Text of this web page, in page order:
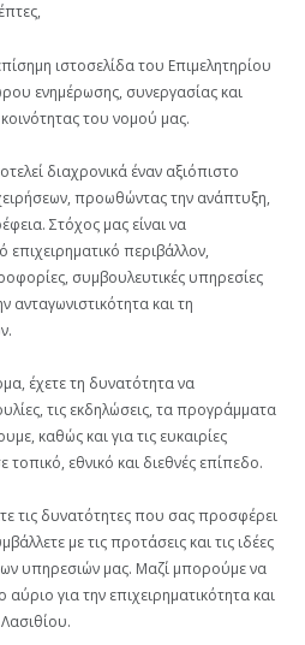
ιστοσελίδα του Επιμελητηρίου
ενημέρωσης, συνεργασίας και
κοινότητας του νομού μας.
διαχρονικά έναν αξιόπιστο
προωθώντας την ανάπτυξη,
Στόχος μας είναι να
περιβάλλον,
συμβουλευτικές υπηρεσίες
ανταγωνιστικότητα και τη
έχετε τη δυνατότητα να
τις εκδηλώσεις, τα προγράμματα
καθώς και για τις ευκαιρίες
εθνικό και διεθνές επίπεδο.
τις δυνατότητες που σας προσφέρει
με τις προτάσεις και τις ιδέες
υπηρεσιών μας. Μαζί μπορούμε να
για την επιχειρηματικότητα και